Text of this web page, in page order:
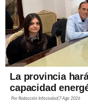
La provincia
capacidad
PorRedacción Infociudad 7 Ago 2026